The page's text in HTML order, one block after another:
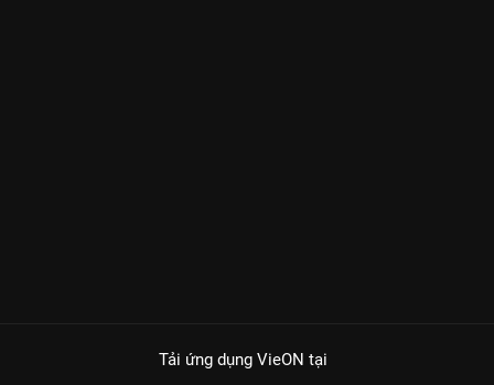
Tải ứng dụng VieON tại